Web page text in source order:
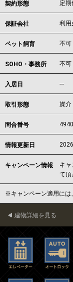
契約形態 定
保証会社 利用
ペット飼育 不可
SOHO・事務所 不可
入居日 ---
取引形態 媒介
問合番号
情報更新日
キャンペーン情報
キ
て頂
※キャンペーン適用には
建物詳細を見る